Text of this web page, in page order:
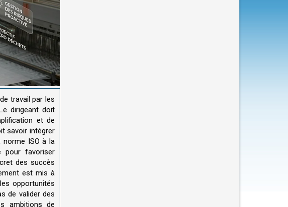
travail par les
dirigeant doit
et de
savoir intégrer
norme ISO à la
pour favoriser
des succès
est mis à
opportunités
de valider des
ambitions de